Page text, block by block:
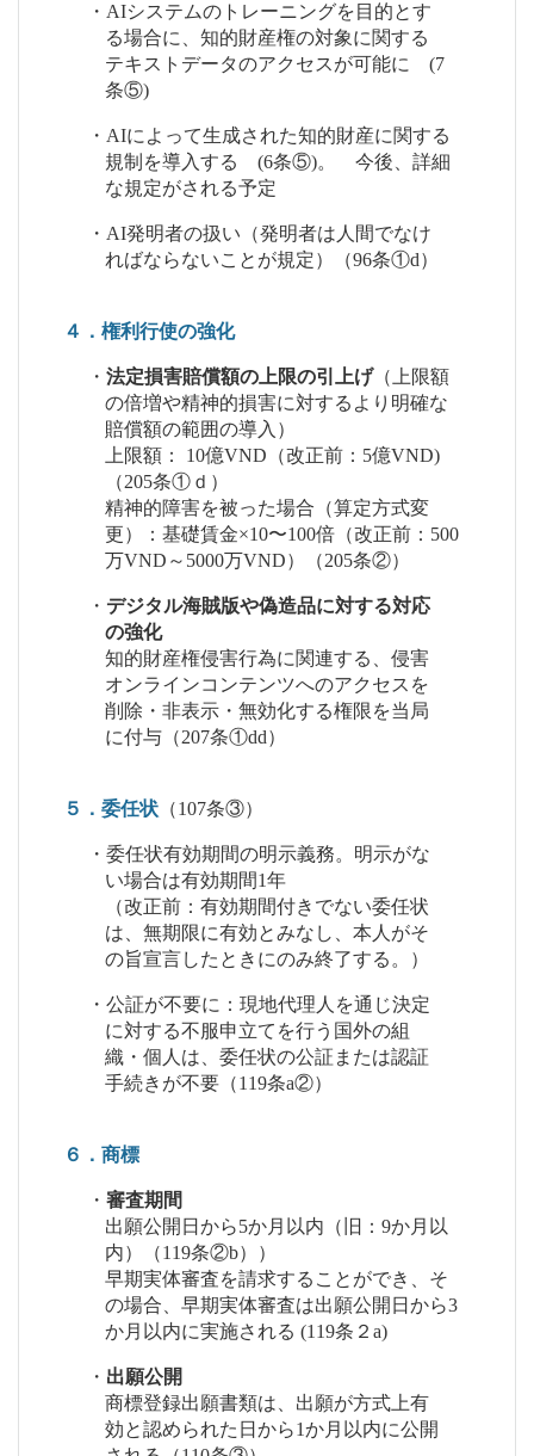
・AIシステムのトレーニングを目的とす
る場合に、知的財産権の対象に関する
テキストデータのアクセスが可能に (7
条⑤)
・AIによって生成された知的財産に関する
規制を導入する (6条⑤)。 今後、詳細
な規定がされる予定
・AI発明者の扱い（発明者は人間でなけ
ればならないことが規定）（96条①d）
４．権利行使の強化
・法定損害賠償額の上限の引上げ （上限額
の倍増や精神的損害に対するより明確な
賠償額の範囲の導入）
上限額： 10億VND（改正前：5億VND)
（205条①ｄ）
精神的障害を被った場合（算定方式変
更）：基礎賃金×10〜100倍（改正前：500
万VND～5000万VND）（205条②）
・ デジタル海賊版や偽造品に対する対応
の強化
知的財産権侵害行為に関連する、侵害
オンラインコンテンツへのアクセスを
削除・非表示・無効化する権限を当局
に付与（207条①dd）
５．委任状（107条③）
・委任状有効期間の明示義務。明示がな
い場合は有効期間1年
（改正前：有効期間付きでない委任状
は、無期限に有効とみなし、本人がそ
の旨宣言したときにのみ終了する。）
・公証が不要に：現地代理人を通じ決定
に対する不服申立てを行う国外の組
織・個人は、委任状の公証または認証
手続きが不要（119条a②）
６．商標
・審査期間
出願公開日から5か月以内（旧：9か月以
内）（119条②b））
早期実体審査を請求することができ、そ
の場合、早期実体審査は出願公開日から3
か月以内に実施される (119条２a)
・ 出願公開
商標登録出願書類は、出願が方式上有
効と認められた日から1か月以内に公開